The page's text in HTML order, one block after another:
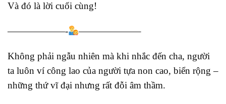
Và đó là lời cuối cùng!
——————- ——————–
Không phải ngẫu nhiên mà khi nhắc đến cha, người
ta luôn ví công lao của người tựa non cao, biển rộng –
những thứ vĩ đại nhưng rất đỗi âm thầm.